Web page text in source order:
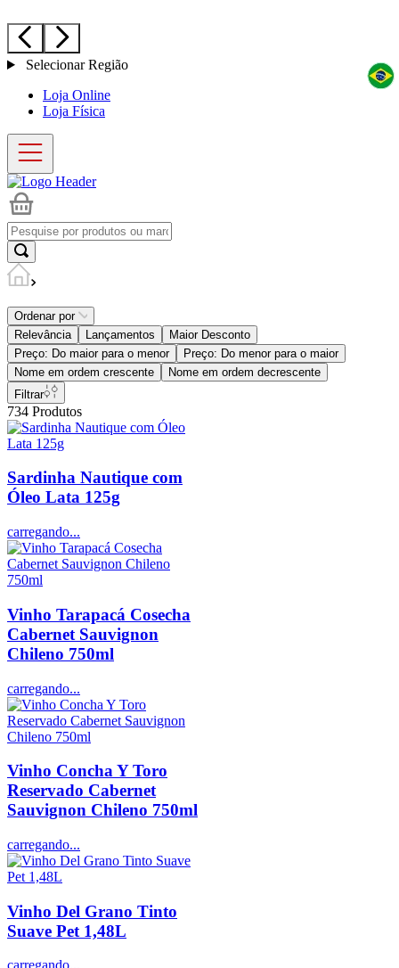
Selecionar Região
Loja Online
Loja Física
Ordenar por
Relevância
Lançamentos
Maior Desconto
Preço: Do maior para o menor
Preço: Do menor para o maior
Nome em ordem crescente
Nome em ordem decrescente
Filtrar
734 Produtos
Sardinha Nautique com
Óleo Lata 125g
carregando...
Vinho Tarapacá Cosecha
Cabernet Sauvignon
Chileno 750ml
carregando...
Vinho Concha Y Toro
Reservado Cabernet
Sauvignon Chileno 750ml
carregando...
Vinho Del Grano Tinto
Suave Pet 1,48L